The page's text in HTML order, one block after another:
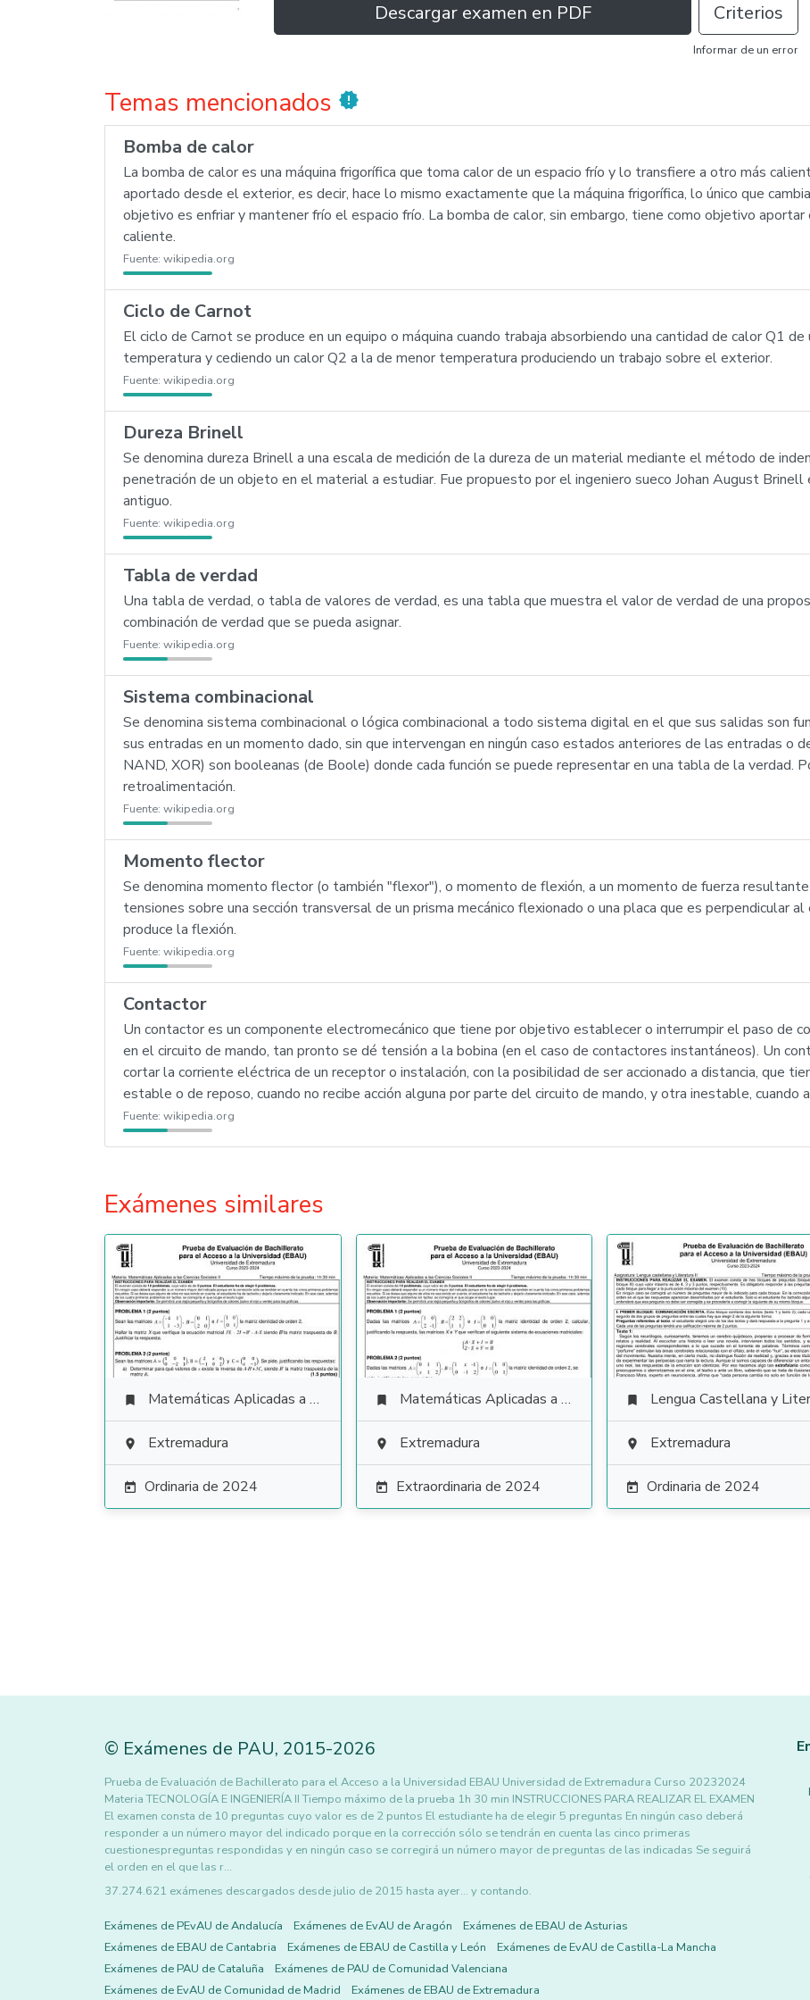
Descargar examen en PDF Criterios
Informar de un error
Temas mencionados new_releases
Bomba de calor
La bomba de calor es una máquina frigorífica que toma calor de un espacio frío y lo transfiere a otro más
aportado desde el exterior, es decir, hace lo mismo exactamente que la máquina frigorífica, lo único que
objetivo es enfriar y mantener frío el espacio frío. La bomba de calor, sin embargo, tiene como objetivo
caliente.
Fuente: wikipedia.org
Ciclo de Carnot
El ciclo de Carnot se produce en un equipo o máquina cuando trabaja absorbiendo una cantidad de calor Q1
temperatura y cediendo un calor Q2 a la de menor temperatura produciendo un trabajo sobre el exterior.
Fuente: wikipedia.org
Dureza Brinell
Se denomina dureza Brinell a una escala de medición de la dureza de un material mediante el método de
penetración de un objeto en el material a estudiar. Fue propuesto por el ingeniero sueco Johan August
antiguo.
Fuente: wikipedia.org
Tabla de verdad
Una tabla de verdad, o tabla de valores de verdad, es una tabla que muestra el valor de verdad de una
combinación de verdad que se pueda asignar.
Fuente: wikipedia.org
Sistema combinacional
Se denomina sistema combinacional o lógica combinacional a todo sistema digital en el que sus salidas son
sus entradas en un momento dado, sin que intervengan en ningún caso estados anteriores de las entradas o
NAND, XOR) son booleanas (de Boole) donde cada función se puede representar en una tabla de la verdad.
retroalimentación.
Fuente: wikipedia.org
Momento flector
Se denomina momento flector (o también "flexor"), o momento de flexión, a un momento de fuerza
tensiones sobre una sección transversal de un prisma mecánico flexionado o una placa que es perpendicular
produce la flexión.
Fuente: wikipedia.org
Contactor
Un contactor es un componente electromecánico que tiene por objetivo establecer o interrumpir el paso de
en el circuito de mando, tan pronto se dé tensión a la bobina (en el caso de contactores instantáneos). Un
cortar la corriente eléctrica de un receptor o instalación, con la posibilidad de ser accionado a distancia, que
estable o de reposo, cuando no recibe acción alguna por parte del circuito de mando, y otra inestable, cuando
Fuente: wikipedia.org
Exámenes similares
 Matemáticas Aplicadas a las Ciencias Sociales
 Extremadura
 Ordinaria de 2024
 Matemáticas Aplicadas a las Ciencias Sociales
 Extremadura
 Extraordinaria de 2024
 Lengua Castellana y Literatura
 Extremadura
 Ordinaria de 2024
© Exámenes de PAU, 2015-2026
Prueba de Evaluación de Bachillerato para el Acceso a la Universidad EBAU Universidad de Extremadura Curso 20232024
Materia TECNOLOGÍA E INGENIERÍA II Tiempo máximo de la prueba 1h 30 min INSTRUCCIONES PARA REALIZAR EL EXAMEN
El examen consta de 10 preguntas cuyo valor es de 2 puntos El estudiante ha de elegir 5 preguntas En ningún caso deberá
responder a un número mayor del indicado porque en la corrección sólo se tendrán en cuenta las cinco primeras
cuestionespreguntas respondidas y en ningún caso se corregirá un número mayor de preguntas de las indicadas Se seguirá
el orden en el que las r…
37.274.621 exámenes descargados desde julio de 2015 hasta ayer... y contando.
Exámenes de PEvAU de Andalucía Exámenes de EvAU de Aragón
Exámenes de EBAU de Asturias
Exámenes de EBAU de Cantabria
Exámenes de EBAU de Castilla y León
Exámenes de EvAU de Castilla-La Mancha
Exámenes de PAU de Cataluña
Exámenes de PAU de Comunidad Valenciana
Exámenes de EvAU de Comunidad de Madrid
Exámenes de EBAU de Extremadura